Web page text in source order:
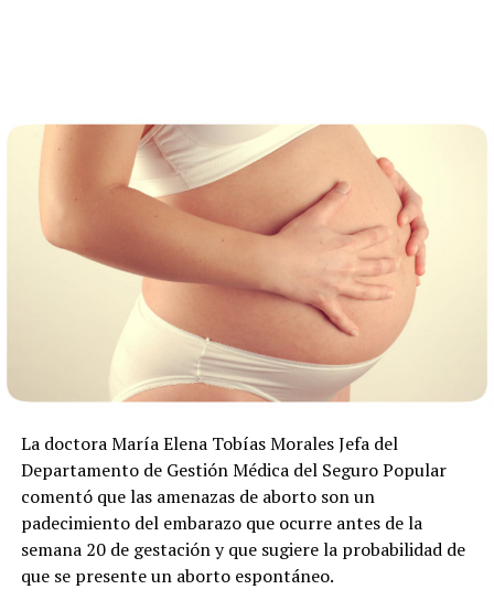
La doctora María Elena Tobías Morales Jefa del
Departamento de Gestión Médica del Seguro Popular
comentó que las amenazas de aborto son un
padecimiento del embarazo que ocurre antes de la
semana 20 de gestación y que sugiere la probabilidad de
que se presente un aborto espontáneo.